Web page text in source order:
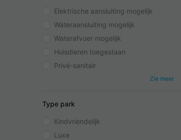
Elektrische aansluiting mogelijk
Wateraansluiting mogelijk
Waterafvoer mogelijk
Huisdieren toegestaan
Privé-sanitair
Zie meer
Type park
Kindvriendelijk
Luxe